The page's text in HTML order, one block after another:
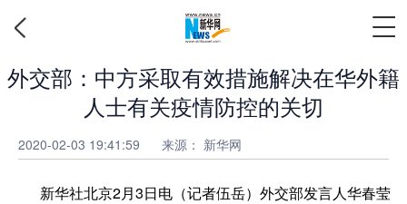
外交部：中方采取有效措施解决在华外籍
人士有关疫情防控的关切
2020-02-03 19:41:59 来源： 新华网
新华社北京2月3日电（记者伍岳）外交部发言人华春莹